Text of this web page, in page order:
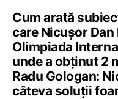
Cum arată
care Nicușor
Olimpiada
unde a obținut 2
Radu Gologan:
câteva soluții